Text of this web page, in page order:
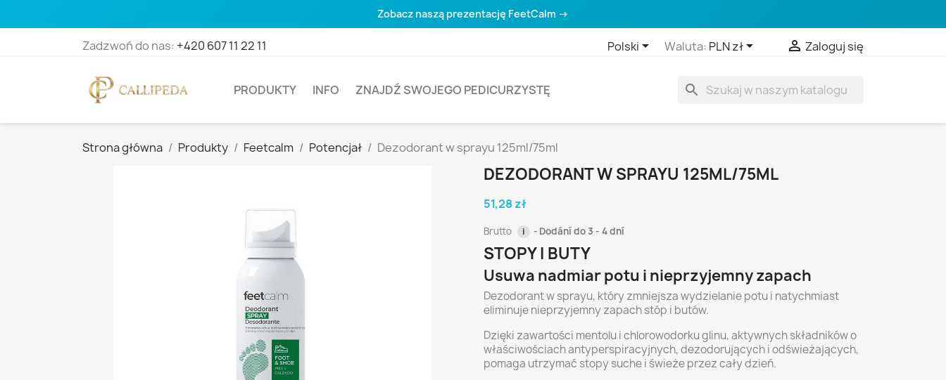
Zobacz naszą prezentację FeetCalm →
Zadzwoń do nas: +420 607 11 22 11 Polski Waluta: PLN zł  Zaloguj się
PRODUKTY INFO ZNAJDŹ SWOJEGO PEDICURZYSTĘ search
Strona główna Produkty Feetcalm Potencjał Dezodorant w sprayu 125ml/75ml
DEZODORANT W SPRAYU 125ML/75ML
51,28 zł
Brutto i Dodání do 3 - 4 dní
STOPY I BUTY
Usuwa nadmiar potu i nieprzyjemny zapach
Dezodorant w sprayu, który zmniejsza wydzielanie potu i natychmiast
eliminuje nieprzyjemny zapach stóp i butów.
Dzięki zawartości mentolu i chlorowodorku glinu, aktywnych składników o
właściwościach antyperspiracyjnych, dezodorujących i odświeżających,
pomaga utrzymać stopy suche i świeże przez cały dzień.